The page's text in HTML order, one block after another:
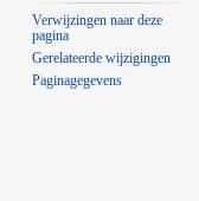
Verwijzingen naar deze
pagina
Gerelateerde wijzigingen
Paginagegevens